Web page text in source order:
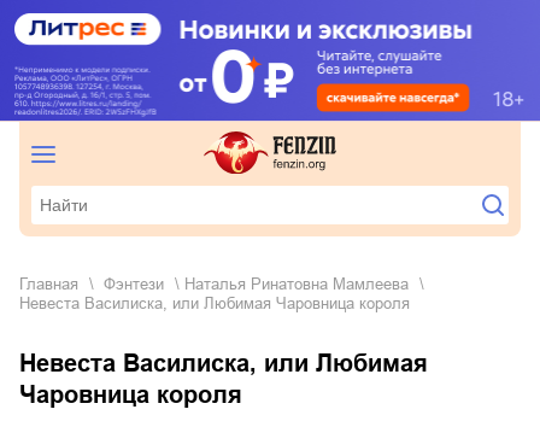
Главная фэнтези
Наталья Ринатовна Мамлеева
Невеста Василиска, или Любимая Чаровница короля
Невеста Василиска, или Любимая
Чаровница короля